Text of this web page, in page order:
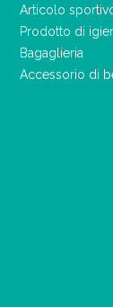
Articolo
Prodotto di
Bagaglieria
Accessorio di